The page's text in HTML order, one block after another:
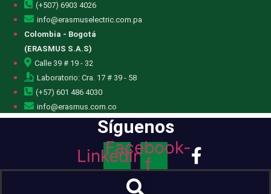
(+507) 6903 4026
info@erasmuselectric.com.pa
Colombia - Bogotá
(ERASMUS S.A.S)
Calle 39 # 19 - 32
Laboratorio: Cra. 17 # 39 - 58
(+57) 601 486 4030
info@erasmus.com.co
Síguenos
Linkedin
Facebook-
f